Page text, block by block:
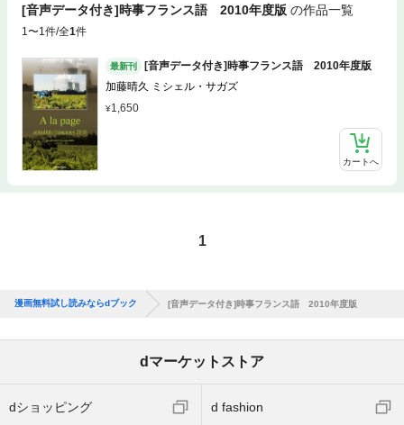
[音声データ付き]時事フランス語 2010年度版 の作品一覧
1〜1件/全1件
最新刊
[音声データ付き]時事フランス語 2010年度版
加藤晴久 ミシェル・サガズ
1,650
カートへ
1
漫画無料試し読みならdブック [音声データ付き]時事フランス語 2010年度版
dマーケットストア
dショッピング d fashion